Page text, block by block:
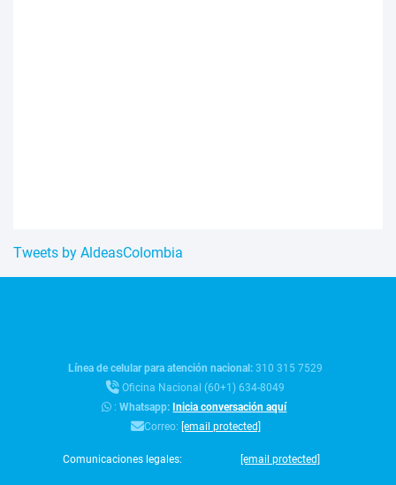
Tweets by AldeasColombia
Línea de celular para atención nacional:310 315 7529
Oficina Nacional (60+1) 634-8049
:Whatsapp: Inicia conversación aquí
Correo: [email protected]
Comunicaciones legales: [email protected]